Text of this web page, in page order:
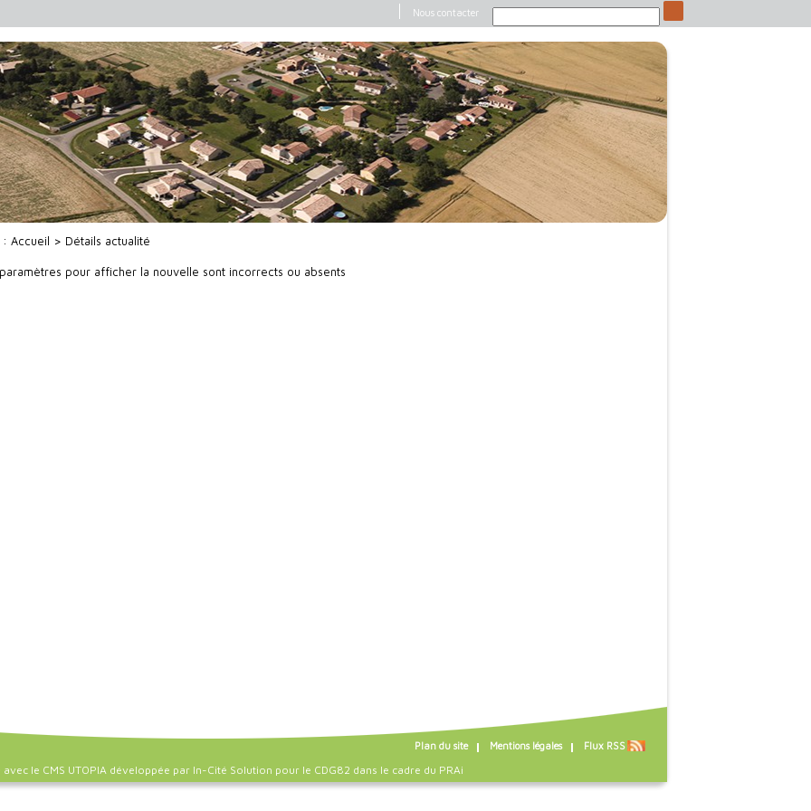
Nous contacter
:Accueil > Détails actualité
pour afficher la nouvelle sont incorrects ou absents
Plan du site Mentions légales Flux RSS
avec le CMS UTOPIA développée par In-Cité Solution pour le CDG82 dans le cadre du PRAi